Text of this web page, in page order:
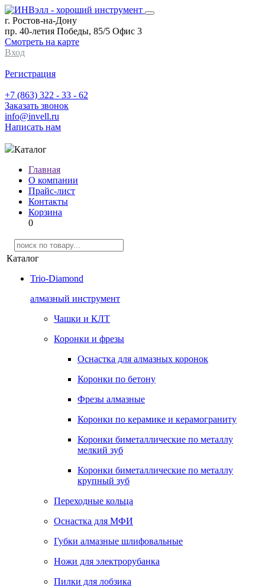
г. Ростов-на-Дону
пр. 40-летия Победы, 85/5 Офис 3
Смотреть на карте
Вход
Регистрация
+7 (863) 322 - 33 - 62
Заказать звонок
info@invell.ru
Написать нам
Каталог
Главная
О компании
Прайс-лист
Контакты
Корзина
0
Каталог
Trio-Diamond
алмазный инструмент
Чашки и КЛТ
Коронки и фрезы
Оснастка для алмазных коронок
Коронки по бетону
Фрезы алмазные
Коронки по керамике и керамограниту
Коронки биметаллические по металлу
мелкий зуб
Коронки биметаллические по металлу
крупный зуб
Переходные кольца
Оснастка для МФИ
Губки алмазные шлифовальные
Ножи для электрорубанка
Пилки для лобзика